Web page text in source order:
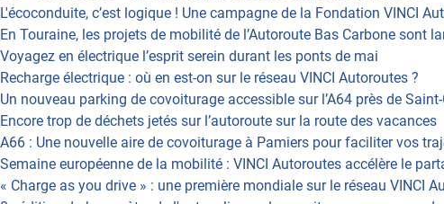
L'écoconduite, c’est logique ! Une campagne de la Fondation VINCI
En Touraine, les projets de mobilité de l’Autoroute Bas Carbone sont
Voyagez en électrique l’esprit serein durant les ponts de mai
Recharge électrique : où en est-on sur le réseau VINCI Autoroutes ?
Un nouveau parking de covoiturage accessible sur l’A64 près de
Encore trop de déchets jetés sur l’autoroute sur la route des vacances
A66 : Une nouvelle aire de covoiturage à Pamiers pour faciliter vos
Semaine européenne de la mobilité : VINCI Autoroutes accélère le
« Charge as you drive » : une première mondiale sur le réseau VINCI